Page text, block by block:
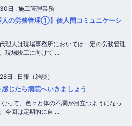
日 : 施工管理業務
人の労務管理①】個人間コミュニケーシ
理人は現場事務所においては一定の労務管理
現場竣工に向けて ...
日 : 日報（雑談）
じたら病院へいきましょう
って、色々と体の不調が目立つようになっ
今回は定期的に自 ...